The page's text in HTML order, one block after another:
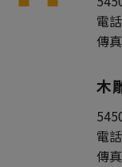
電
傳
木
電
傳